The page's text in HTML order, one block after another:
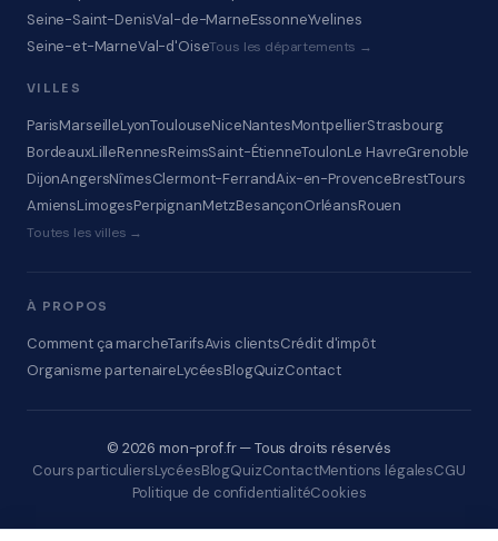
Seine-Saint-DenisVal-de-MarneEssonneYvelines
Seine-et-MarneVal-d'OiseTous les départements →
VILLES
ParisMarseilleLyonToulouseNiceNantesMontpellierStrasbourg
BordeauxLilleRennesReimsSaint-ÉtienneToulonLe HavreGrenoble
DijonAngersNîmesClermont-FerrandAix-en-ProvenceBrestTours
AmiensLimogesPerpignanMetzBesançonOrléansRouen
Toutes les villes →
À PROPOS
Comment ça marcheTarifsAvis clientsCrédit d'impôt
Organisme partenaireLycéesBlogQuizContact
© 2026 mon-prof.fr — Tous droits réservés
Cours particuliersLycéesBlogQuizContactMentions légalesCGU
Politique de confidentialitéCookies